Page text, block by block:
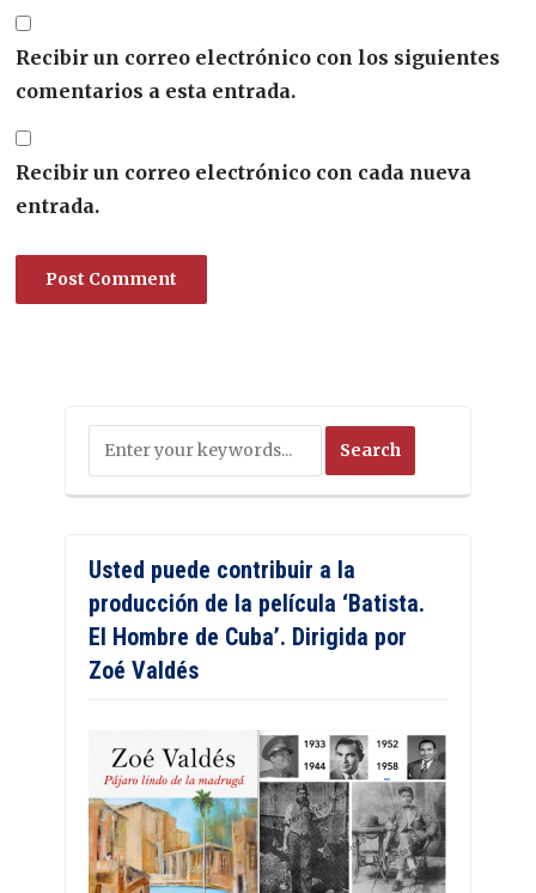
Recibir un correo electrónico con los siguientes
comentarios a esta entrada.
Recibir un correo electrónico con cada nueva
entrada.
Usted puede contribuir a la
producción de la película ‘Batista.
El Hombre de Cuba’. Dirigida por
Zoé Valdés